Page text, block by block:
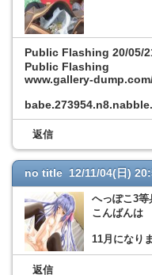
Public Flashing 20/05/
Public Flashing
www.gallery-
返信
no title 12/11/04(日)
へっぽこ3
こんばんは
11月になり
返信